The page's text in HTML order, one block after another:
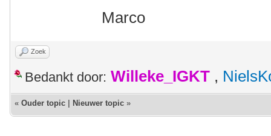
Marco
Zoek
Bedankt door: Willeke_IGKT ,
« Ouder topic Nieuwer topic »